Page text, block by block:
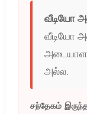
வீடியோ
வீடியோ
அல்ல.
சந்தேகம்